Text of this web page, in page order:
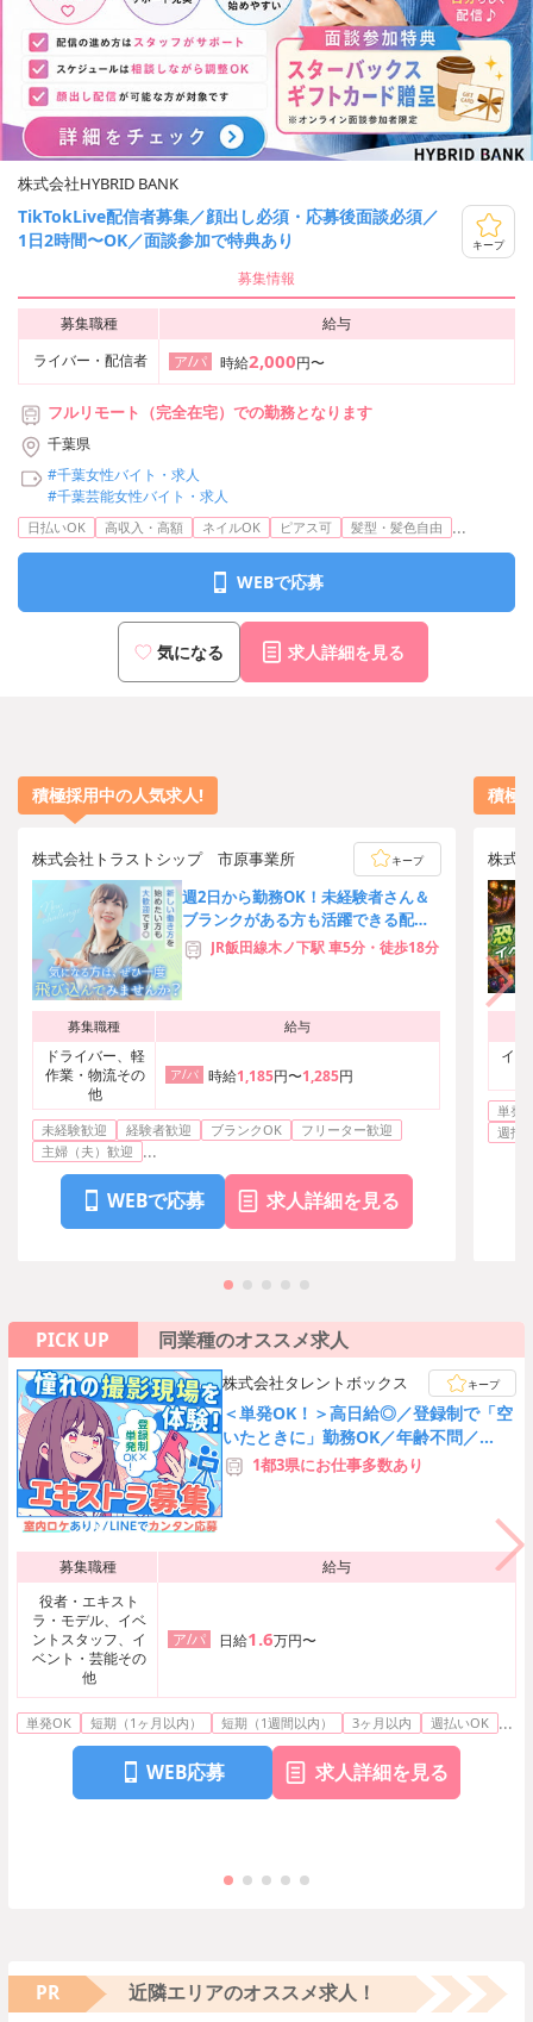
株式会社HYBRID BANK
TikTokLive配信者募集／顔出し必須・応募後面談必須／
1日2時間〜OK／面談参加で特典あり
キープ
募集情報
募集職種
給与
ライバー・配信者
ア/パ 時給2,000円〜
フルリモート（完全在宅）での勤務となります
千葉県
#千葉女性バイト・求人
#千葉芸能女性バイト・求人
日払いOK 高収入・高額 ネイルOK ピアス可 髪型・髪色自由 ...
WEBで応募
気になる 求人詳細を見る
積極採用中の人気求人!
株式会社トラストシップ 市原事業所 キープ
週2日から勤務OK！未経験者さん＆
ブランクがある方も活躍できる配送
ドライバー◎自転車・バイク・車通
勤可能♪[18578]
JR飯田線木ノ下駅 車5分・徒歩18分
募集職種 給与
ドライバー、軽
作業・物流その
他
ア/パ 時給1,185円〜1,285円
未経験歓迎 経験者歓迎 ブランクOK
フリーター歓迎
主婦（夫）歓迎
...
WEBで応募 求人詳細を見る
積極
株式
イ
単発
週払
PICK UP 同業種のオススメ求人
株式会社タレントボックス キープ
＜単発OK！＞高日給◎／登録制で「空
いたときに」勤務OK／年齢不問／
LINE応募で採用率UP♪
1都3県にお仕事多数あり
募集職種
給与
役者・エキスト
ラ・モデル、イベ
ントスタッフ、イ
ベント・芸能その
他
ア/パ 日給1.6万円〜
単発OK 短期（1ヶ月以内） 短期（1週間以内） 3ヶ月以内 週払いOK ...
WEB応募 求人詳細を見る
PR 近隣エリアのオススメ求人！